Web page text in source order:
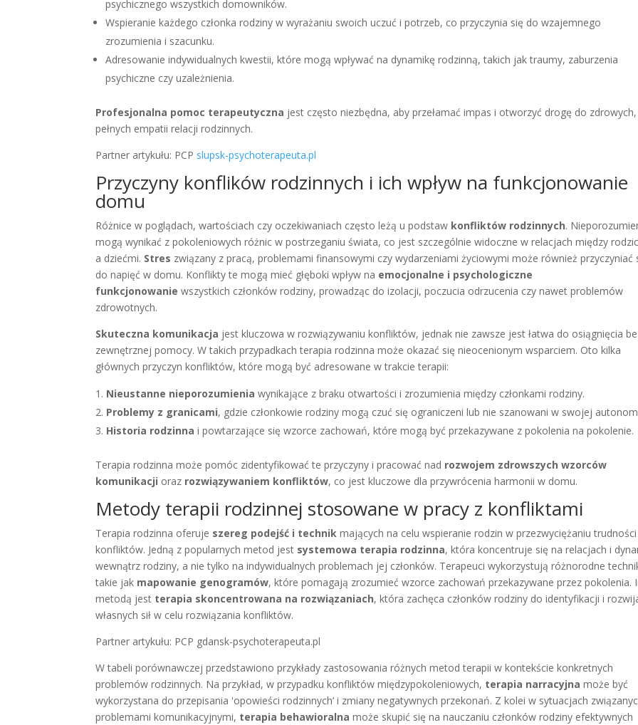
psychicznego wszystkich domowników.
Wspieranie każdego członka rodziny w wyrażaniu swoich uczuć i potrzeb, co przyczynia się do wzajemnego
zrozumienia i szacunku.
Adresowanie indywidualnych kwestii, które mogą wpływać na dynamikę rodzinną, takich jak traumy, zaburzenia
psychiczne czy uzależnienia.
Profesjonalna pomoc terapeutyczna jest często niezbędna, aby przełamać impas i otworzyć drogę do zdrowych,
pełnych empatii relacji rodzinnych.
Partner artykułu: PCP slupsk-psychoterapeuta.pl
Przyczyny konflików rodzinnych i ich wpływ na funkcjonowanie
domu
Różnice w poglądach, wartościach czy oczekiwaniach często leżą u podstaw konfliktów rodzinnych.
mogą wynikać z pokoleniowych różnic w postrzeganiu świata, co jest szczególnie widoczne w relacjach między
a dziećmi. Stres związany z pracą, problemami finansowymi czy wydarzeniami życiowymi może również przyczyniać
do napięć w domu. Konflikty te mogą mieć głęboki wpływ na emocjonalne i psychologiczne
funkcjonowanie wszystkich członków rodziny, prowadząc do izolacji, poczucia odrzucenia czy nawet problemów
zdrowotnych.
Skuteczna komunikacja jest kluczowa w rozwiązywaniu konfliktów, jednak nie zawsze jest łatwa do osiągnięcia
zewnętrznej pomocy. W takich przypadkach terapia rodzinna może okazać się nieocenionym wsparciem. Oto kilka
głównych przyczyn konfliktów, które mogą być adresowane w trakcie terapii:
Nieustanne nieporozumienia wynikające z braku otwartości i zrozumienia między członkami rodziny.
Problemy z granicami, gdzie członkowie rodziny mogą czuć się ograniczeni lub nie szanowani w swojej
Historia rodzinna i powtarzające się wzorce zachowań, które mogą być przekazywane z pokolenia na pokolenie.
Terapia rodzinna może pomóc zidentyfikować te przyczyny i pracować nad rozwojem zdrowszych wzorców
komunikacji oraz rozwiązywaniem konfliktów, co jest kluczowe dla przywrócenia harmonii w domu.
Metody terapii rodzinnej stosowane w pracy z konfliktami
Terapia rodzinna oferuje szereg podejść i technik mających na celu wspieranie rodzin w przezwyciężaniu
konfliktów. Jedną z popularnych metod jest systemowa terapia rodzinna, która koncentruje się na relacjach i
wewnątrz rodziny, a nie tylko na indywidualnych problemach jej członków. Terapeuci wykorzystują różnorodne
takie jak mapowanie genogramów, które pomagają zrozumieć wzorce zachowań przekazywane przez pokolenia.
metodą jest terapia skoncentrowana na rozwiązaniach, która zachęca członków rodziny do identyfikacji i
własnych sił w celu rozwiązania konfliktów.
Partner artykułu: PCP gdansk-psychoterapeuta.pl
W tabeli porównawczej przedstawiono przykłady zastosowania różnych metod terapii w kontekście konkretnych
problemów rodzinnych. Na przykład, w przypadku konfliktów międzypokoleniowych, terapia narracyjna może być
wykorzystana do przepisania 'opowieści rodzinnych’ i zmiany negatywnych przekonań. Z kolei w sytuacjach
problemami komunikacyjnymi, terapia behawioralna może skupić się na nauczaniu członków rodziny efektywnych